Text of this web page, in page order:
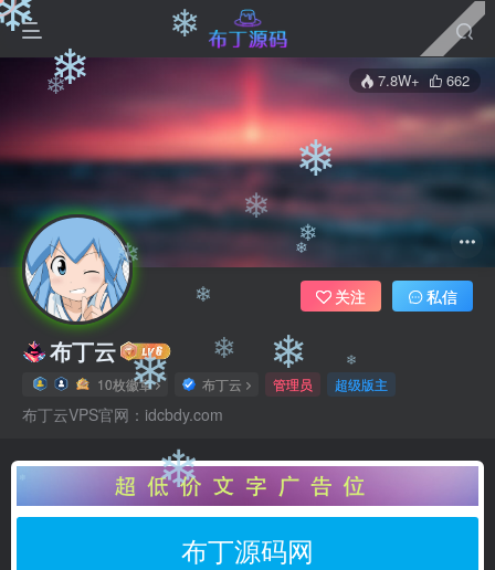
7.8W+ 662
布丁云
10枚徽章 布丁云 管理员 超级版主
布丁云VPS官网：idcbdy.com
关注 私信
布丁源码网
❄ ❄
❄
❄ ❄
❄
❄ ❄
❄
❄
❄
❄
❄
❄